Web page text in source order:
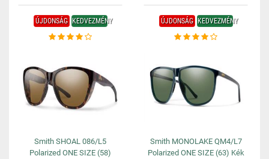
ÚJDONSÁG KEDVEZMÉNY
Smith SHOAL 086/L5
Polarized ONE SIZE (58)
ÚJDONSÁG KEDVEZMÉNY
Smith MONOLAKE QM4/L7
Polarized ONE SIZE (63) Kék